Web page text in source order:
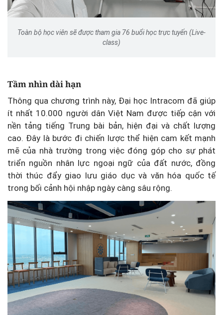
Toàn bộ học viên sẽ được tham gia 76 buổi học trực tuyến (Live-
class)
Tầm nhìn dài hạn
Thông qua chương trình này, Đại học Intracom đã giúp
ít nhất 10.000 người dân Việt Nam được tiếp cận với
nền tảng tiếng Trung bài bản, hiện đại và chất lượng
cao. Đây là bước đi chiến lược thể hiện cam kết mạnh
mẽ của nhà trường trong việc đóng góp cho sự phát
triển nguồn nhân lực ngoại ngữ của đất nước, đồng
thời thúc đẩy giao lưu giáo dục và văn hóa quốc tế
trong bối cảnh hội nhập ngày càng sâu rộng.